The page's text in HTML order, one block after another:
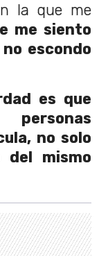
la que me
me siento
escondo
es que
no solo
mismo